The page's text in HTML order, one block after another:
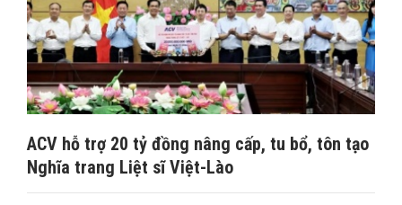
ACV hỗ trợ 20 tỷ đồng nâng cấp, tu bổ, tôn tạo
Nghĩa trang Liệt sĩ Việt-Lào